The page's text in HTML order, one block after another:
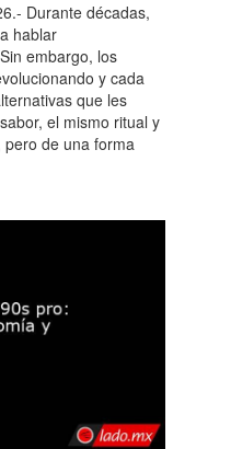
Durante décadas,
hablar
embargo, los
y cada
que les
el mismo ritual y
pero de una forma